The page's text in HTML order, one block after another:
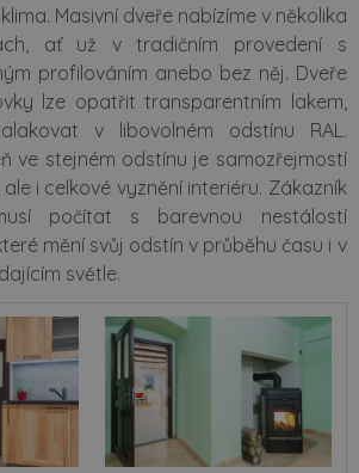
Masivní dveře nabízíme v několika
ať už v tradičním provedení s
profilováním anebo bez něj. Dveře
lze opatřit transparentním lakem,
v libovolném odstínu RAL.
ve stejném odstínu je samozřejmostí
i celkové vyznění interiéru. Zákazník
počítat s barevnou nestálostí
mění svůj odstín v průběhu času i v
světle.